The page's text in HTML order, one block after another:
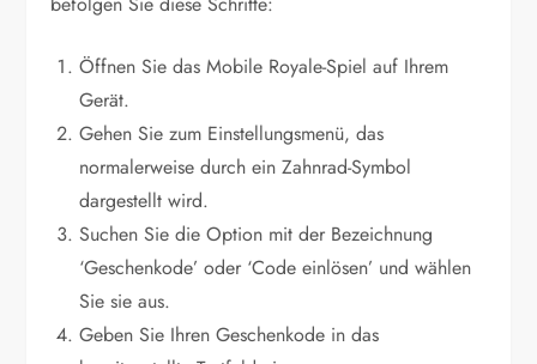
Öffnen Sie das Mobile Royale-Spiel auf Ihrem
Gerät.
Gehen Sie zum Einstellungsmenü, das
normalerweise durch ein Zahnrad-Symbol
dargestellt wird.
Suchen Sie die Option mit der Bezeichnung
‘Geschenkode’ oder ‘Code einlösen’ und wählen
Sie sie aus.
Geben Sie Ihren Geschenkode in das